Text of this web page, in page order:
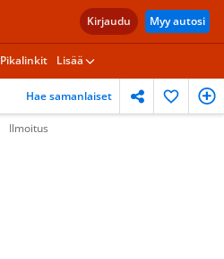
Kirjaudu Myy autosi
Pikalinkit Lisää
Hae samanlaiset
Ilmoitus